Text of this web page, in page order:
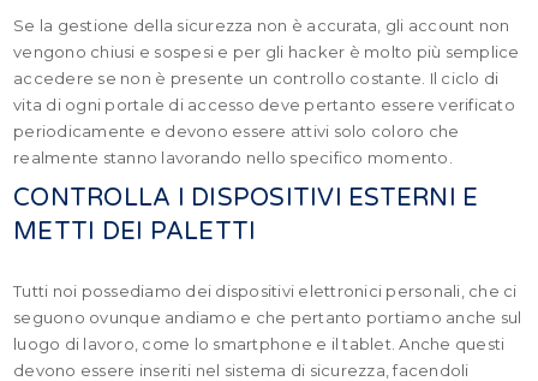
Se la gestione della sicurezza non è accurata, gli account non
vengono chiusi e sospesi e per gli hacker è molto più semplice
accedere se non è presente un controllo costante. Il ciclo di
vita di ogni portale di accesso deve pertanto essere verificato
periodicamente e devono essere attivi solo coloro che
realmente stanno lavorando nello specifico momento.
CONTROLLA I DISPOSITIVI ESTERNI E
METTI DEI PALETTI
Tutti noi possediamo dei dispositivi elettronici personali, che ci
seguono ovunque andiamo e che pertanto portiamo anche sul
luogo di lavoro, come lo smartphone e il tablet. Anche questi
devono essere inseriti nel sistema di sicurezza, facendoli